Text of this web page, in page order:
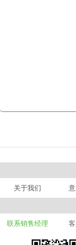
关于我们
联系销售经理